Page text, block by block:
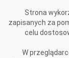
Strona
zapisanych za
celu
W